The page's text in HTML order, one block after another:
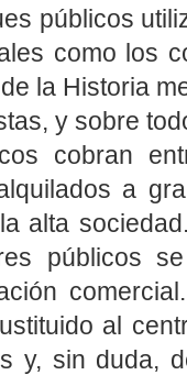
públicos
como los
la Historia
y sobre
cobran
a
alta
públicos
al
y, sin duda,